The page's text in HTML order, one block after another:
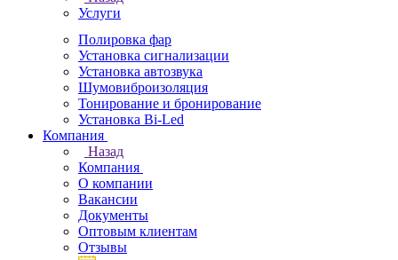
Услуги
Полировка фар
Установка сигнализации
Установка автозвука
Шумовиброизоляция
Тонирование и бронирование
Установка Bi-Led
Компания
Назад
Компания
О компании
Вакансии
Документы
Оптовым клиентам
Отзывы